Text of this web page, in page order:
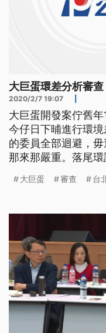
大巨蛋環差分析審
2020/2/7 19:07
大巨蛋開發案佇舊
今仔日下晡進行環
的委員全部迴避，
那來那嚴重。落尾環
入台北市環保局進
開但不透明。 ==台
大巨蛋 審查 台